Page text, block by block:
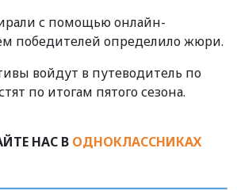
с помощью онлайн-
победителей определило жюри.
войдут в путеводитель по
по итогам пятого сезона.
НАС В ОДНОКЛАССНИКАХ